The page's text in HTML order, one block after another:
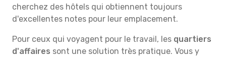
cherchez des hôtels qui obtiennent toujours
d'excellentes notes pour leur emplacement.
Pour ceux qui voyagent pour le travail, les quartiers
d'affaires sont une solution très pratique. Vous y